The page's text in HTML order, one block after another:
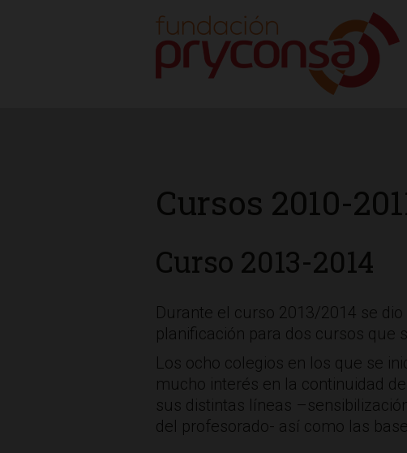
Cursos 2010-
Curso 2013-2014
Durante el curso 2013/2014 se
planificación para dos cursos que
Los ocho colegios en los que se
mucho interés en la continuidad
sus distintas líneas
del profesorado- así como las